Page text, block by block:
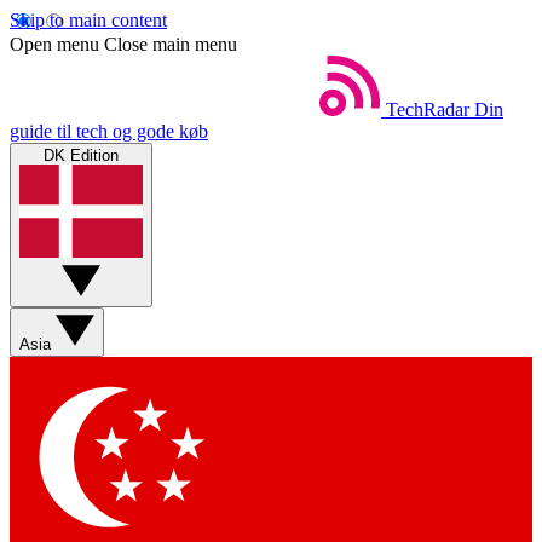
Skip to main content
Open menu Close main menu
TechRadar Din
guide til tech og gode køb
DK Edition
Asia